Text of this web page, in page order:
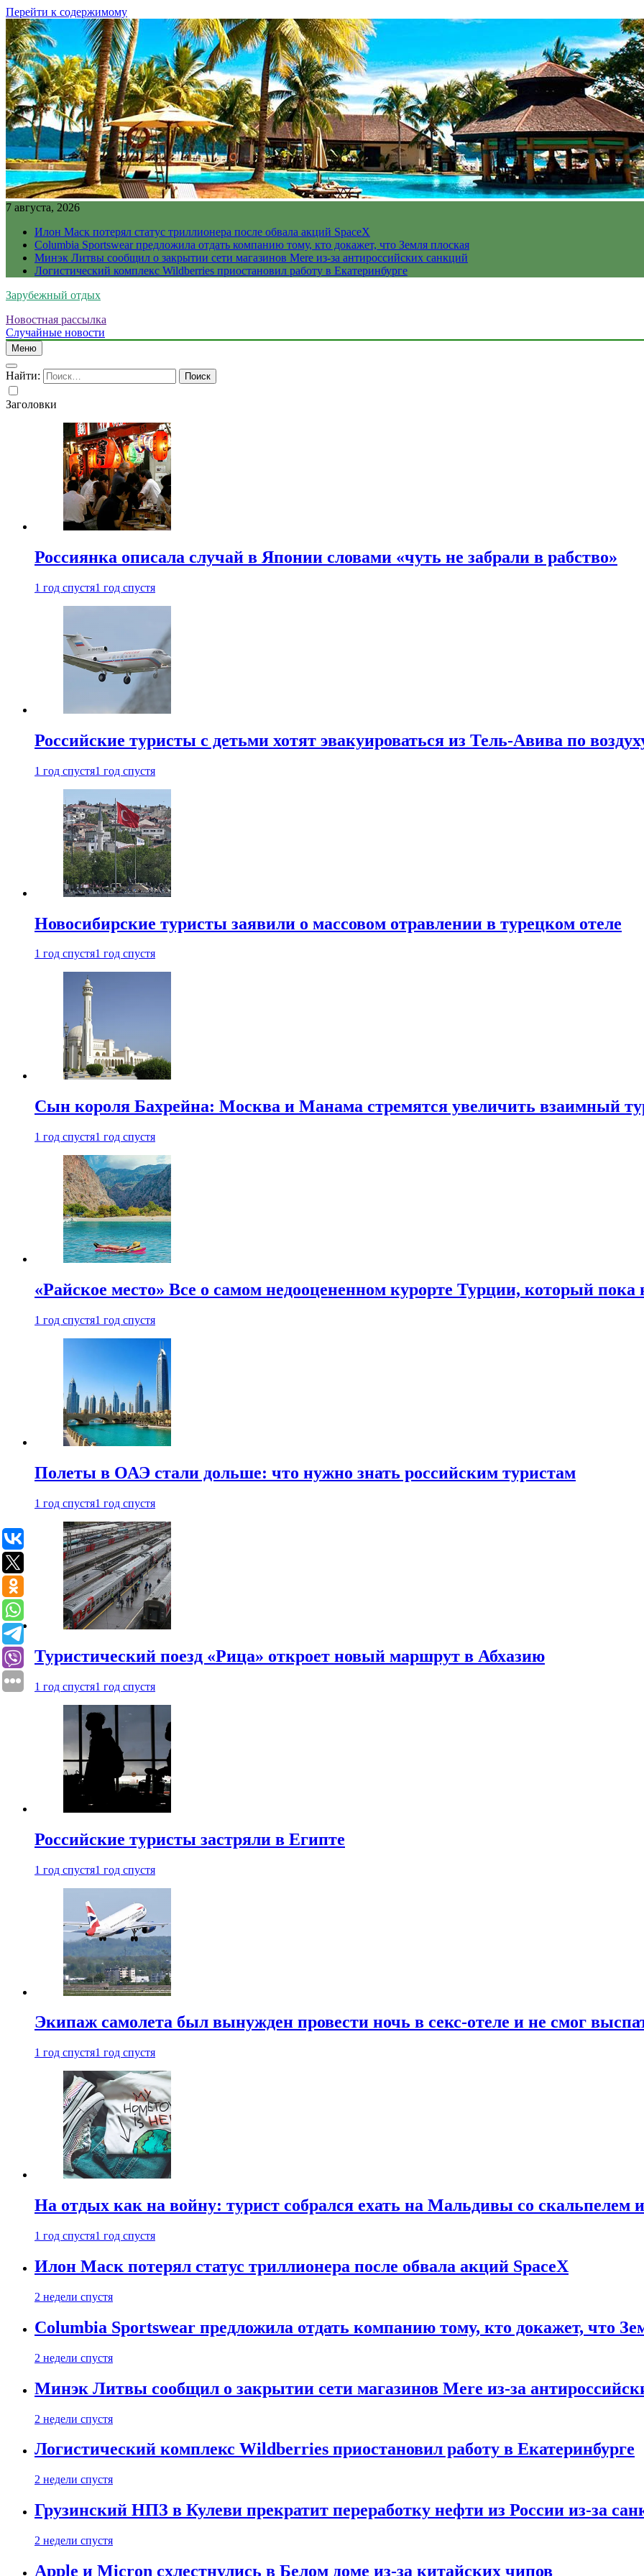
Перейти к содержимому
7 августа, 2026
Илон Маск потерял статус триллионера после обвала акций SpaceX
Columbia Sportswear предложила отдать компанию тому, кто докажет, что Земля плоская
Минэк Литвы сообщил о закрытии сети магазинов Mere из-за антироссийских санкций
Логистический комплекс Wildberries приостановил работу в Екатеринбурге
Зарубежный отдых
Новостная рассылка
Случайные новости
Меню
Найти:
Заголовки
Россиянка описала случай в Японии словами «чуть не забрали в рабство»
1 год спустя1 год спустя
Российские туристы с детьми хотят эвакуироваться из Тель-Авива по
1 год спустя1 год спустя
Новосибирские туристы заявили о массовом отравлении в турецком отеле
1 год спустя1 год спустя
Сын короля Бахрейна: Москва и Манама стремятся увеличить взаимный
1 год спустя1 год спустя
«Райское место» Все о самом недооцененном курорте Турции, который пока
1 год спустя1 год спустя
Полеты в ОАЭ стали дольше: что нужно знать российским туристам
1 год спустя1 год спустя
Туристический поезд «Рица» откроет новый маршрут в Абхазию
1 год спустя1 год спустя
Российские туристы застряли в Египте
1 год спустя1 год спустя
Экипаж самолета был вынужден провести ночь в секс-отеле и не смог
1 год спустя1 год спустя
На отдых как на войну: турист собрался ехать на Мальдивы со скальпелем
1 год спустя1 год спустя
Илон Маск потерял статус триллионера после обвала акций SpaceX
2 недели спустя
Columbia Sportswear предложила отдать компанию тому, кто докажет, что
2 недели спустя
Минэк Литвы сообщил о закрытии сети магазинов Mere из-за
2 недели спустя
Логистический комплекс Wildberries приостановил работу в Екатеринбурге
2 недели спустя
Грузинский НПЗ в Кулеви прекратит переработку нефти из России из-за
2 недели спустя
Apple и Micron схлестнулись в Белом доме из-за китайских чипов